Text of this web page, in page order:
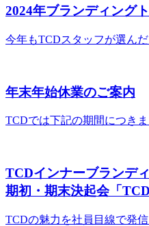
2024年ブランディング
今年もTCDスタッフが選ん
年末年始休業のご案内
TCDでは下記の期間につき
TCDインナーブランデ
期初・期末決起会「
TCDの魅力を社員目線で発